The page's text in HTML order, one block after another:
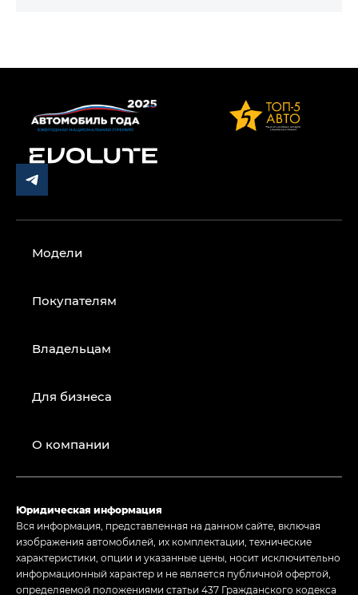
Модели
Покупателям
Владельцам
Для бизнеса
О компании
Юридическая информация
Вся информация, представленная на данном сайте, включая
изображения автомобилей, их комплектации, технические
характеристики, опции и указанные цены, носит исключительно
информационный характер и не является публичной офертой,
определяемой положениями статьи 437 Гражданского кодекса